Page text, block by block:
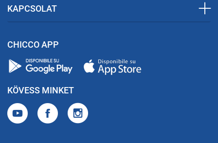
KAPCSOLAT
CHICCO APP
KÖVESS MINKET